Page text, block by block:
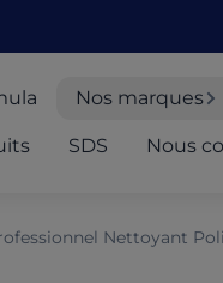
Nos marques
SDS Nous
Nettoyant